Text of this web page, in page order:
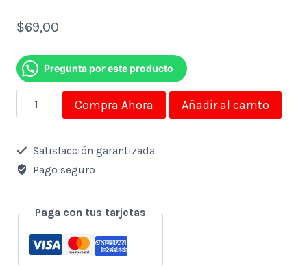
$69,00
Pregunta por este producto
Smartwatch
-
Reloj
Inteligente
Niðos
Adolescentes
Compra Ahora Añadir al carrito
Satisfacción garantizada
Pago seguro
Paga con tus tarjetas